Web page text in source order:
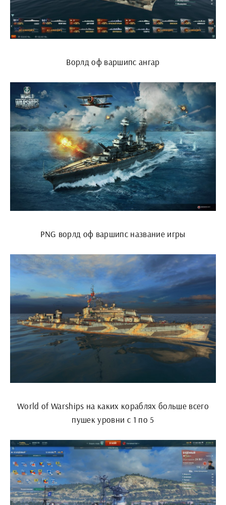
Ворлд оф варшипс ангар
PNG ворлд оф варшипс название игры
World of Warships на каких кораблях больше всего
пушек уровни с 1 по 5